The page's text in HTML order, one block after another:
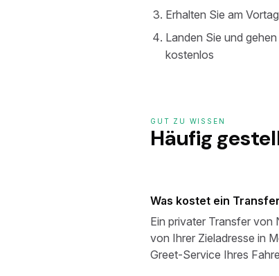
Erhalten Sie am
Landen Sie und
kostenlos
GUT ZU WISSEN
Häufig
Was kostet ein
Ein privater Transfer von
von Ihrer Zieladresse in
Greet-Service Ihres